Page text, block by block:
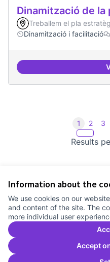
Information about the
We use cookies on our
and content of the site. The
more individual user
Accept
Dinamització de
Treballem el pla
Dinamització i facilitació
Results
1 2 3
Cookie settings
Comunitat Canòdrom at
(External link)
Comunitat Canòdrom at
(External link)
Comunitat Canòdrom at
(External link)
English
Triar la llenguaElegir el idioma